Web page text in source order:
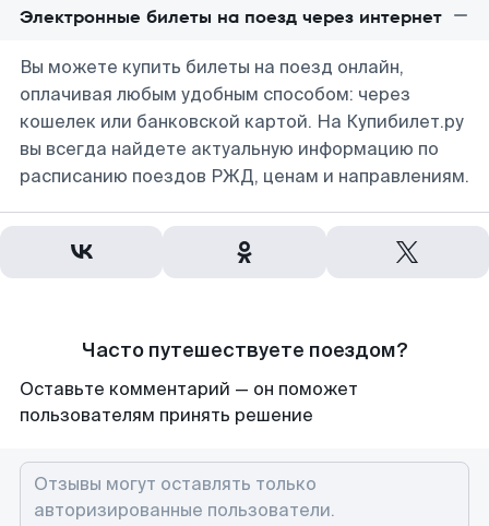
Электронные билеты на поезд через интернет
Вы можете купить билеты на поезд онлайн,
оплачивая любым удобным способом: через
кошелек или банковской картой. На Купибилет.ру
вы всегда найдете актуальную информацию по
расписанию поездов РЖД, ценам и направлениям.
Часто путешествуете поездом?
Оставьте комментарий — он поможет
пользователям принять решение